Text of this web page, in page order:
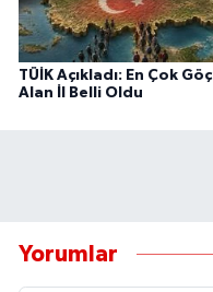
TÜİK Açıkladı: En Çok Göç
Alan İl Belli Oldu
Yorumlar